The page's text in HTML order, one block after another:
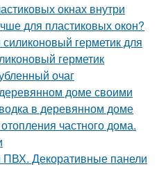
окнах внутри
для пластиковых окон?
герметик для
герметик
очаг
доме своими
в деревянном доме
частного дома.
ПВХ. Декоративные панели